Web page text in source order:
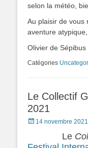
selon la météo,
Au plaisir de vous
aventure atypique,
Olivier de Sépibus
Catégories
Le Collectif
2021
Posted
14 novembre 2021
Le